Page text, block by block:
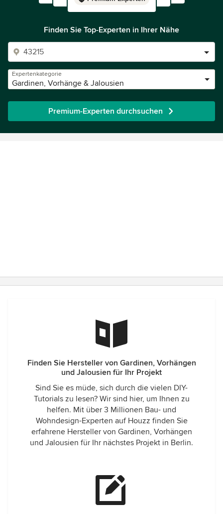
Finden Sie Top-Experten in Ihrer Nähe
Expertenkategorie
Gardinen, Vorhänge & Jalousien
Premium-Experten durchsuchen
Finden Sie Hersteller von Gardinen, Vorhängen
und Jalousien für Ihr Projekt
Sind Sie es müde, sich durch die vielen DIY-
Tutorials zu lesen? Wir sind hier, um Ihnen zu
helfen. Mit über 3 Millionen Bau- und
Wohndesign-Experten auf Houzz finden Sie
erfahrene Hersteller von Gardinen, Vorhängen
und Jalousien für Ihr nächstes Projekt in Berlin.